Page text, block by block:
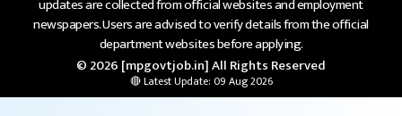
updates are collected from official websites and employment
newspapers. Users are advised to verify details from the official
department websites before applying.
© 2026 [mpgovtjob.in] All Rights Reserved
🔴 Latest Update: 09 Aug 2026